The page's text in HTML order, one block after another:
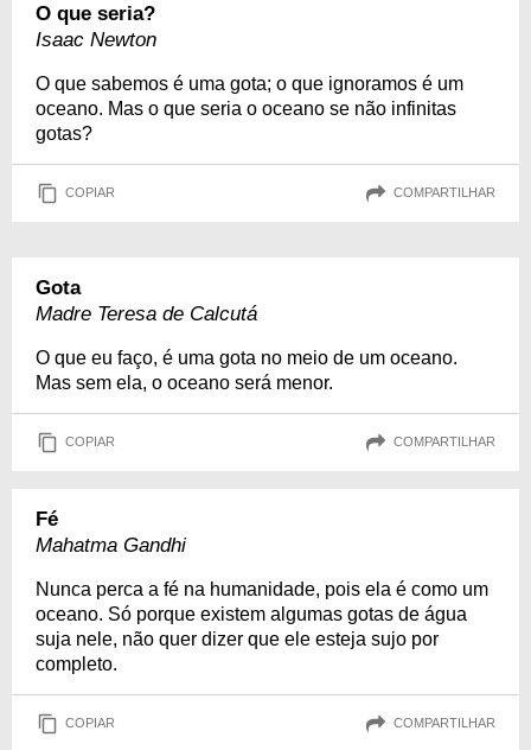
O que seria?
Isaac Newton
O que sabemos é uma gota; o que ignoramos é um
oceano. Mas o que seria o oceano se não infinitas
gotas?
COPIAR COMPARTILHAR
Gota
Madre Teresa de Calcutá
O que eu faço, é uma gota no meio de um oceano.
Mas sem ela, o oceano será menor.
COPIAR COMPARTILHAR
Fé
Mahatma Gandhi
Nunca perca a fé na humanidade, pois ela é como um
oceano. Só porque existem algumas gotas de água
suja nele, não quer dizer que ele esteja sujo por
completo.
COPIAR COMPARTILHAR